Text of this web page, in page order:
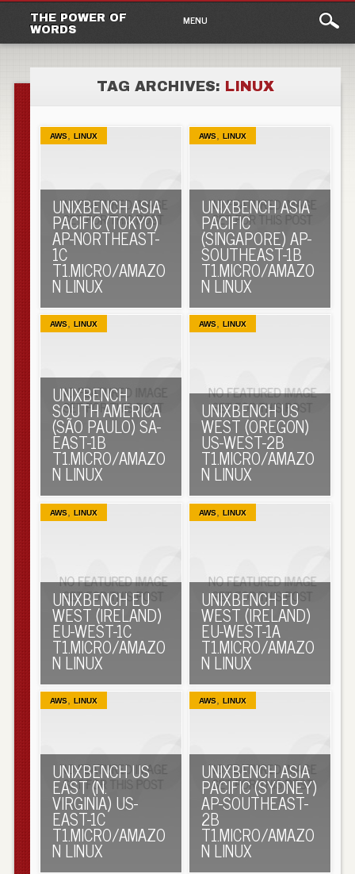
THE POWER OF
WORDS
Main
menu
MENU
TAG ARCHIVES: LINUX
AWS, LINUX
UNIXBENCH ASIA
PACIFIC (TOKYO)
AP-NORTHEAST-
1C
T1.MICRO/AMAZO
N LINUX
AWS, LINUX
UNIXBENCH ASIA
PACIFIC
(SINGAPORE) AP-
SOUTHEAST-1B
T1.MICRO/AMAZO
N LINUX
AWS, LINUX
UNIXBENCH
SOUTH AMERICA
(SÃO PAULO) SA-
EAST-1B
T1.MICRO/AMAZO
N LINUX
AWS, LINUX
UNIXBENCH US
WEST (OREGON)
US-WEST-2B
T1.MICRO/AMAZO
N LINUX
AWS, LINUX
UNIXBENCH EU
WEST (IRELAND)
EU-WEST-1C
T1.MICRO/AMAZO
N LINUX
AWS, LINUX
UNIXBENCH EU
WEST (IRELAND)
EU-WEST-1A
T1.MICRO/AMAZO
N LINUX
AWS, LINUX
UNIXBENCH US
EAST (N.
VIRGINIA) US-
EAST-1C
T1.MICRO/AMAZO
N LINUX
AWS, LINUX
UNIXBENCH ASIA
PACIFIC (SYDNEY)
AP-SOUTHEAST-
2B
T1.MICRO/AMAZO
N LINUX